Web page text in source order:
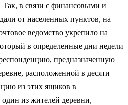
в связи с финансовыми и
от населенных пунктов, на
ведомство укрепило на
в определенные дни недели
предназначенную
расположенной в десяти
из этих ящиков в
из жителей деревни,